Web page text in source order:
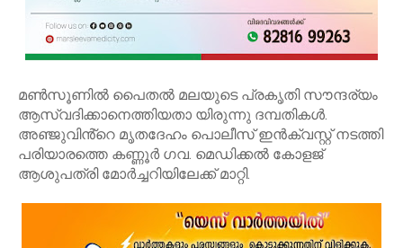
മൺസൂണിൽ പൈതൽ മലയുടെ പ്രകൃതി സൗന്ദര്യം
ആസ്വദിക്കാനെത്തിയതാ യിരുന്നു ദമ്പതികൾ.
അഞ്ജുവിൻ്റെ മൃതദേഹം പൊലീസ് ഇൻക്വസ്റ്റ് നടത്തി
പരിയാരത്തെ കണ്ണൂർ ഗവ. മെഡിക്കൽ കോളജ്
ആശുപത്രി മോർച്ചറിയിലേക്ക് മാറ്റി.